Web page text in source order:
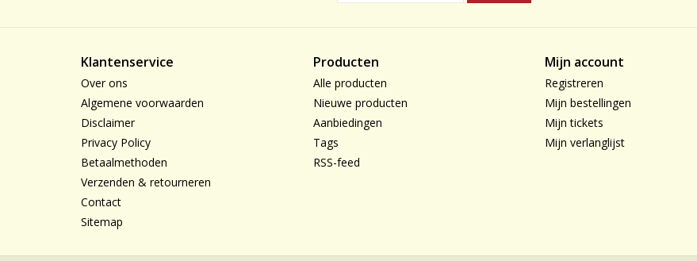
Klantenservice
Over ons
Algemene voorwaarden
Disclaimer
Privacy Policy
Betaalmethoden
Verzenden & retourneren
Contact
Sitemap
Producten
Alle producten
Nieuwe producten
Aanbiedingen
Tags
RSS-feed
Mijn account
Registreren
Mijn bestellingen
Mijn tickets
Mijn verlanglijst